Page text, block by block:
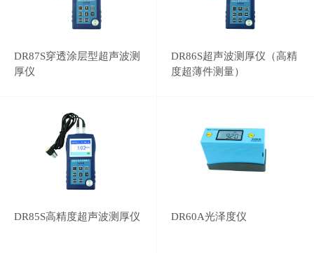
DR87S穿透涂层型超声波测
厚仪
DR86S超声波测厚仪（高精
度超薄件测量）
DR85S高精度超声波测厚仪 DR60A光泽度仪